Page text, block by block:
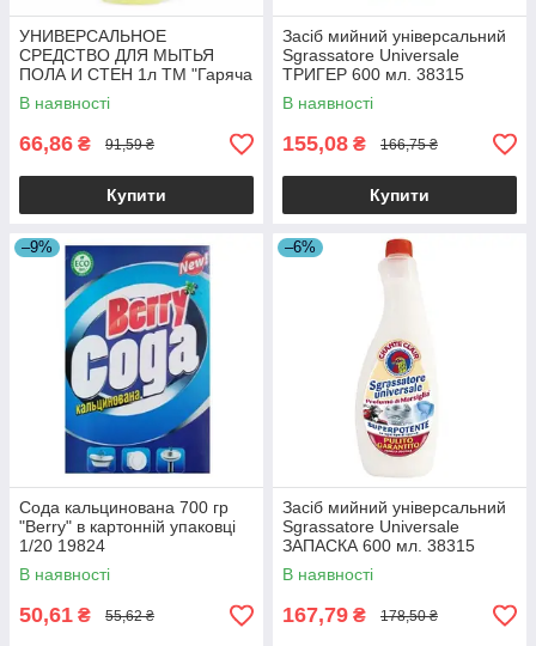
УНИВЕРСАЛЬНОЕ
СРЕДСТВО ДЛЯ МЫТЬЯ
ПОЛА И СТЕН 1л ТМ "Гаряча
Господарка"
В наявності
66,86 ₴ 91,59 ₴
Купити
Засіб мийний універсальний
Sgrassatore Universale
ТРИГЕР 600 мл. 38315
В наявності
155,08 ₴ 166,75 ₴
Купити
–9%
Сода кальцинована 700 гр
"Berry" в картонній упаковці
1/20 19824
В наявності
50,61 ₴ 55,62 ₴
–6%
Засіб мийний універсальний
Sgrassatore Universale
ЗАПАСКА 600 мл. 38315
В наявності
167,79 ₴ 178,50 ₴